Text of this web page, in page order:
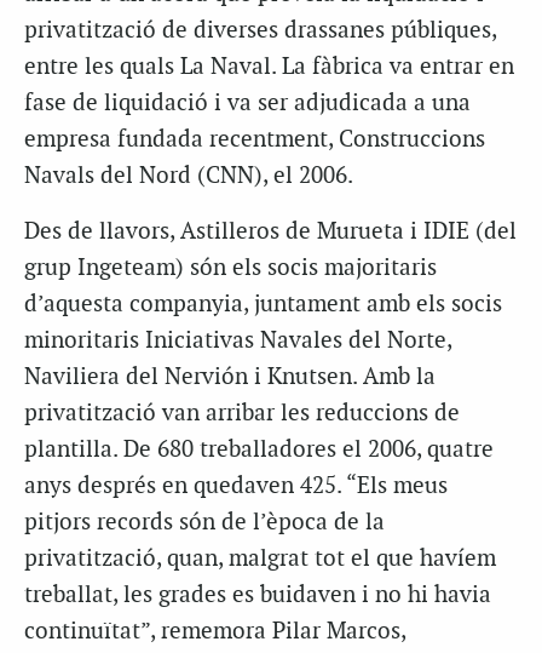
privatització de diverses drassanes públiques,
entre les quals La Naval. La fàbrica va entrar en
fase de liquidació i va ser adjudicada a una
empresa fundada recentment, Construccions
Navals del Nord (CNN), el 2006.
Des de llavors, Astilleros de Murueta i IDIE (del
grup Ingeteam) són els socis majoritaris
d’aquesta companyia, juntament amb els socis
minoritaris Iniciativas Navales del Norte,
Naviliera del Nervión i Knutsen. Amb la
privatització van arribar les reduccions de
plantilla. De 680 treballadores el 2006, quatre
anys després en quedaven 425. “Els meus
pitjors records són de l’època de la
privatització, quan, malgrat tot el que havíem
treballat, les grades es buidaven i no hi havia
continuïtat”, rememora Pilar Marcos,